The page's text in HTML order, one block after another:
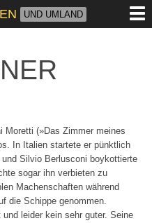
UND UMLAND
Moretti (»Das Zimmer meines
In Italien startete er pünktlich
Silvio Berlusconi boykottierte
sogar ihn verbieten zu
Machenschaften während
die Schippe genommen.
leider kein sehr guter. Seine